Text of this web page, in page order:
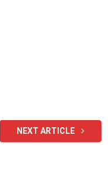
NEXT ARTICLE